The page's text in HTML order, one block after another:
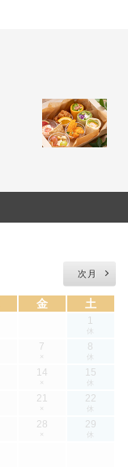
次月
金 土
1
休
7
×
8
休
14
×
15
休
21
×
22
休
28
×
29
休